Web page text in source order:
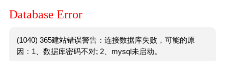
Database Error
(1040) 365建站错误警告：连接数据库失败，可能的原
因：1、数据库密码不对; 2、mysql未启动。